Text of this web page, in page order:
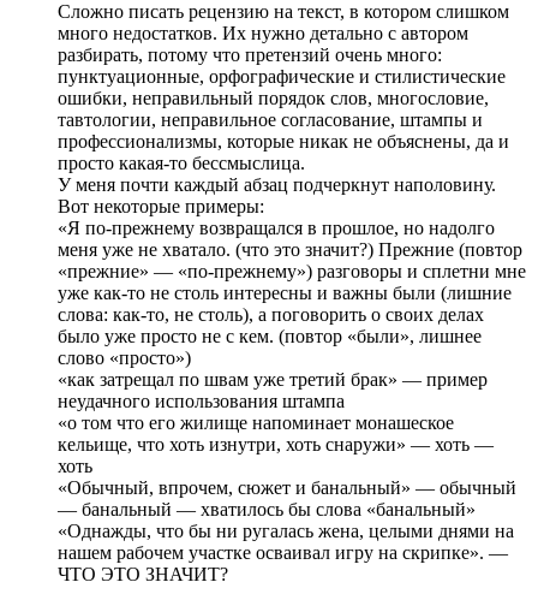
Сложно писать рецензию на текст, в котором слишком
много недостатков. Их нужно детально с автором
разбирать, потому что претензий очень много:
пунктуационные, орфографические и стилистические
ошибки, неправильный порядок слов, многословие,
тавтологии, неправильное согласование, штампы и
профессионализмы, которые никак не объяснены, да и
просто какая-то бессмыслица.
У меня почти каждый абзац подчеркнут наполовину.
Вот некоторые примеры:
«Я по-прежнему возвращался в прошлое, но надолго
меня уже не хватало. (что это значит?) Прежние (повтор
«прежние» — «по-прежнему») разговоры и сплетни мне
уже как-то не столь интересны и важны были (лишние
слова: как-то, не столь), а поговорить о своих делах
было уже просто не с кем. (повтор «были», лишнее
слово «просто»)
«как затрещал по швам уже третий брак» — пример
неудачного использования штампа
«о том что его жилище напоминает монашеское
кельище, что хоть изнутри, хоть снаружи» — хоть —
хоть
«Обычный, впрочем, сюжет и банальный» — обычный
— банальный — хватилось бы слова «банальный»
«Однажды, что бы ни ругалась жена, целыми днями на
нашем рабочем участке осваивал игру на скрипке». —
ЧТО ЭТО ЗНАЧИТ?